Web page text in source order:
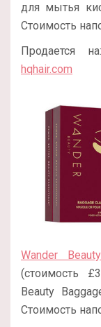
для мытья
Стоимость
Продается
hqhair.com
Wander
(стоимость £
Beauty
Стоимость